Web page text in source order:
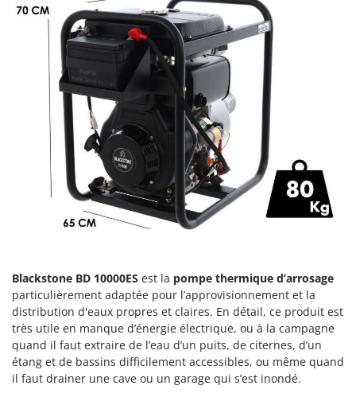
Groupes électrogènes
Gyrobroyeurs à lame pour tracteur
Haches - Cognées et Hachettes
Hachoirs à viande
Herses à Dents
Herses Rotatives
Lames à neige
Lames niveleuses pour tracteur
M
Machines à pâtes
Machines pour la transformation des fruits
Machines sous vide
EcoFlow
Edilmark
Effeuno
Einhell
Elegen
Energy Gruppi
Enotecnica Pillan
Eschenfelder
EuroMech
F
FAC
Fama Industrie
Famag
Famur
Blackstone BD 10000ES est la pompe thermique d’arrosage
particulièrement adaptée pour l’approvisionnement et la
distribution d'eaux propres et claires. En détail, ce produit est
très utile en manque d’énergie électrique, ou à la campagne
quand il faut extraire de l’eau d’un puits, de citernes, d’un
étang et de bassins difficilement accessibles, ou même quand
il faut drainer une cave ou un garage qui s’est inondé.